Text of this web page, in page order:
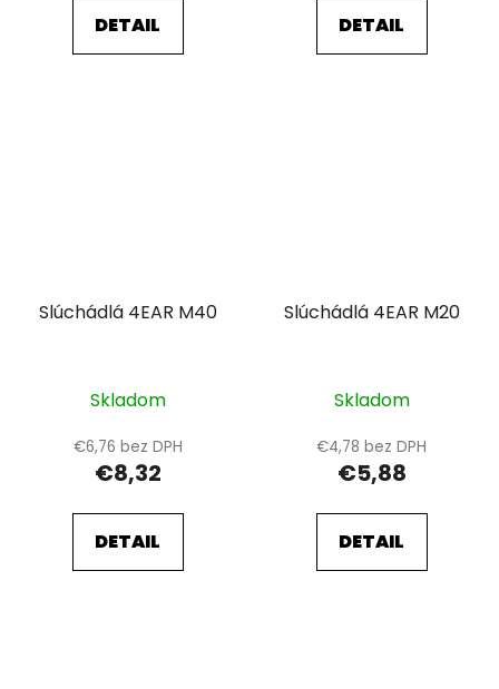
DETAIL DETAIL
Slúchádlá 4EAR M40
Skladom
€6,76 bez DPH
€8,32
DETAIL
Slúchádlá 4EAR M20
Skladom
€4,78 bez DPH
€5,88
DETAIL